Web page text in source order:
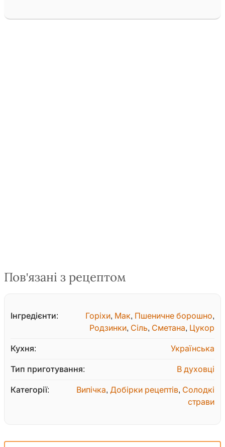
Пов'язані з рецептом
Інгредієнти: Горіхи, Мак, Пшеничне борошно,
Родзинки, Сіль, Сметана, Цукор
Кухня: Українська
Тип приготування: В духовці
Категорії: Випічка, Добірки рецептів, Солодкі
страви